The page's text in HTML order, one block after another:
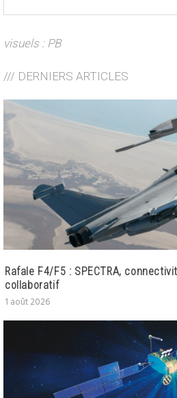
visuels : PB
/// DERNIERS ARTICLES
Rafale F4/F5 : SPECTRA,
collaboratif
1 août 2026